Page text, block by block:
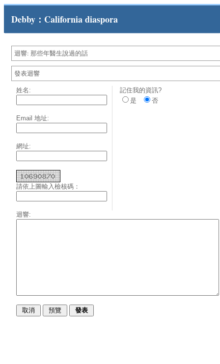
Debby：California diaspora
迴響: 那些年醫生說過的話
發表迴響
姓名:
Email 地址:
網址:
請依上圖輸入檢核碼：
記住我的資訊?
是
否
迴響: